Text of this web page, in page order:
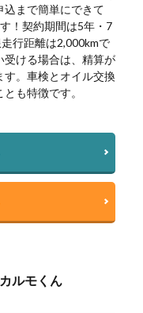
込まで簡単にできて
！契約期間は5年・7
行距離は2,000kmで
受ける場合は、精算が
す。車検とオイル交換
も特徴です。
ルモくん